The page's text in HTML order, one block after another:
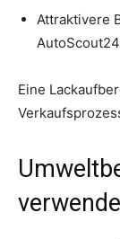
Attraktivere
Eine